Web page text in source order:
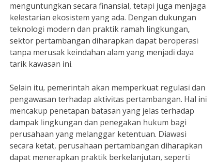
menguntungkan secara finansial, tetapi juga menjaga
kelestarian ekosistem yang ada. Dengan dukungan
teknologi modern dan praktik ramah lingkungan,
sektor pertambangan diharapkan dapat beroperasi
tanpa merusak keindahan alam yang menjadi daya
tarik kawasan ini.
Selain itu, pemerintah akan memperkuat regulasi dan
pengawasan terhadap aktivitas pertambangan. Hal ini
mencakup penetapan batasan yang jelas terhadap
dampak lingkungan dan penegakan hukum bagi
perusahaan yang melanggar ketentuan. Diawasi
secara ketat, perusahaan pertambangan diharapkan
dapat menerapkan praktik berkelanjutan, seperti